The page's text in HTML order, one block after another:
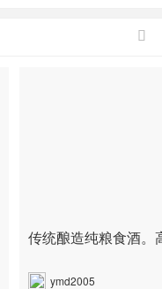

传统酿造纯粮食酒。
ymd2005